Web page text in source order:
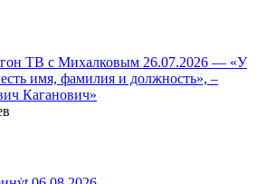
ТВ с Михалковым 26.07.2026 — «У
имя, фамилия и должность», –
Каганович»